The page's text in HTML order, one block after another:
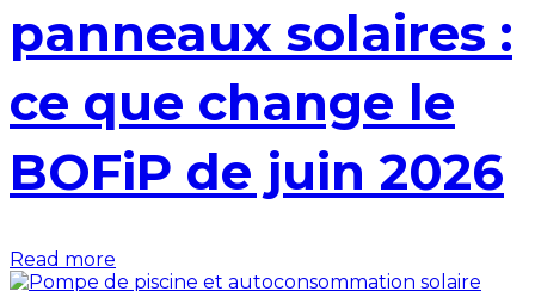
panneaux solaires :
ce que change le
BOFiP de juin 2026
Read more